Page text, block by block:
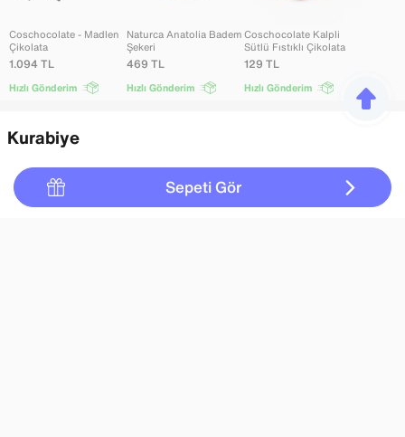
Coschocolate - Madlen
Çikolata
1.094TL
Hızlı Gönderim
Naturca Anatolia Badem
Şekeri
469TL
Hızlı Gönderim
Coschocolate Kalpli
Sütlü Fıstıklı Çikolata
129TL
Hızlı Gönderim
Kurabiye
Sepeti Gör